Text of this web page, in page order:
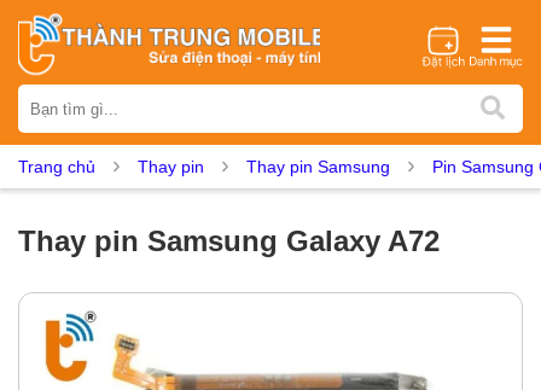
iPhone Samsung Oppo Xiaomi Realme Vivo
Vsmart Nokia Google Pixel
Dịch vụ sửa chữa
Thay loa
Thay mic Thay rung Thay main Unlock - Mở Khoá
Trang chủ Thay pin Thay pin Samsung Pin Samsung
Thay pin Samsung Galaxy A72